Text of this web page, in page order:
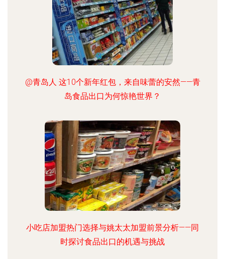
@青岛人 这10个新年红包，来自味蕾的安然——青
岛食品出口为何惊艳世界？
小吃店加盟热门选择与姚太太加盟前景分析——同
时探讨食品出口的机遇与挑战